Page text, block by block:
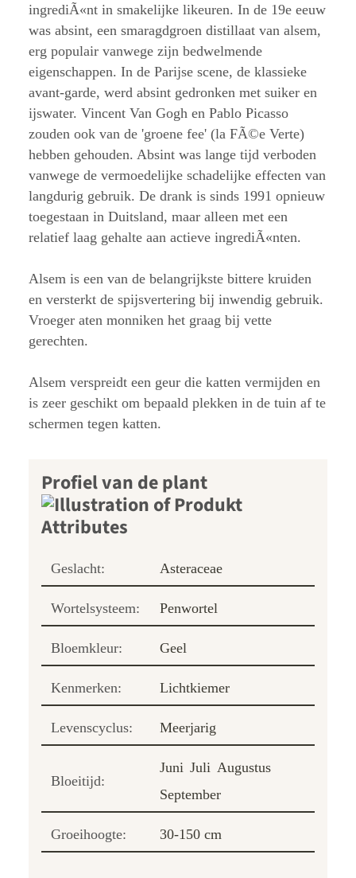
ingrediÃ«nt in smakelijke likeuren. In de 19e eeuw
was absint, een smaragdgroen distillaat van alsem,
erg populair vanwege zijn bedwelmende
eigenschappen. In de Parijse scene, de klassieke
avant-garde, werd absint gedronken met suiker en
ijswater. Vincent Van Gogh en Pablo Picasso
zouden ook van de 'groene fee' (la FÃ©e Verte)
hebben gehouden. Absint was lange tijd verboden
vanwege de vermoedelijke schadelijke effecten van
langdurig gebruik. De drank is sinds 1991 opnieuw
toegestaan in Duitsland, maar alleen met een
relatief laag gehalte aan actieve ingrediÃ«nten.
Alsem is een van de belangrijkste bittere kruiden
en versterkt de spijsvertering bij inwendig gebruik.
Vroeger aten monniken het graag bij vette
gerechten.
Alsem verspreidt een geur die katten vermijden en
is zeer geschikt om bepaald plekken in de tuin af te
schermen tegen katten.
Profiel van de plant
Geslacht: Asteraceae
Wortelsysteem: Penwortel
Bloemkleur: Geel
Kenmerken: Lichtkiemer
Levenscyclus: Meerjarig
Bloeitijd:
Juni Juli Augustus
September
Groeihoogte: 30-150 cm